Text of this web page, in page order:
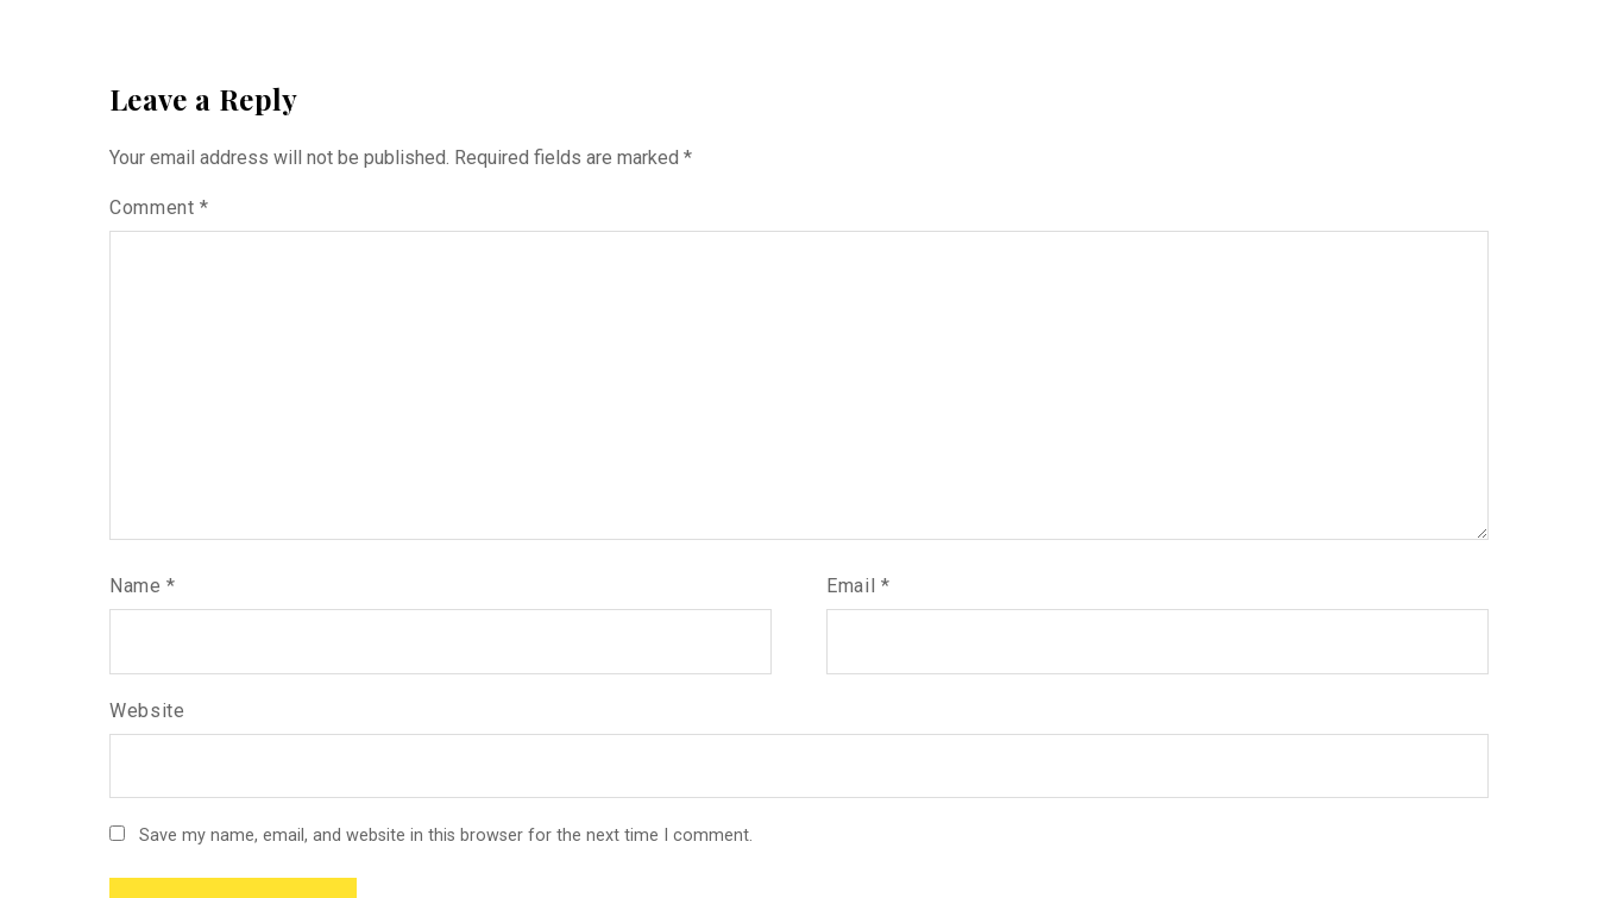
Leave a Reply
Your email address will not be published. Required fields are marked *
Comment*
Name* Email*
Website
Save my name, email, and website in this browser for the next time I comment.